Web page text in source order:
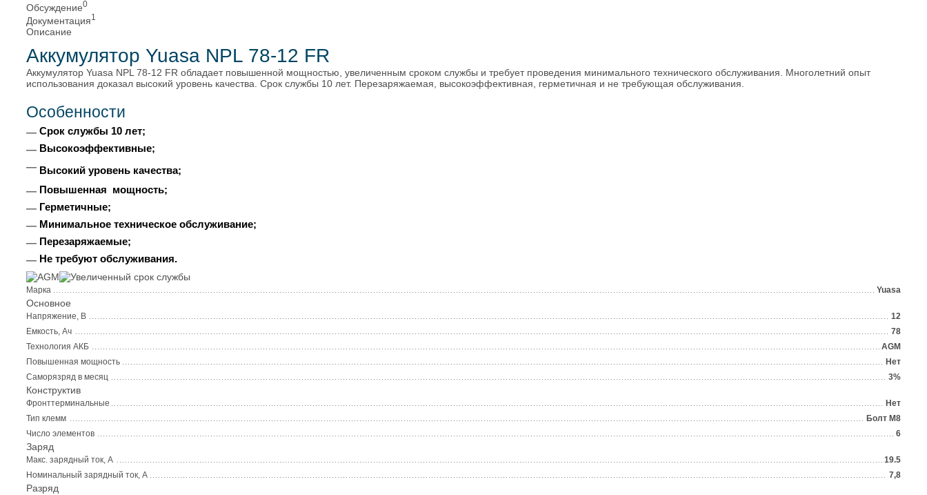
Обсуждение0
Документация1
Описание
Аккумулятор Yuasa NPL 78-12 FR
Аккумулятор Yuasa NPL 78-12 FR обладает повышенной мощностью, увеличенным сроком службы и требует проведения минимального технического обслуживания. Многолетний опыт
использования доказал высокий уровень качества. Срок службы 10 лет. Перезаряжаемая, высокоэффективная, герметичная и не требующая обслуживания.
Особенности
Срок службы 10 лет;
Высокоэффективные;
Высокий уровень качества;
Повышенная мощность;
Герметичные;
Минимальное техническое обслуживание;
Перезаряжаемые;
Не требуют обслуживания.
Марка Yuasa
Основное
Напряжение, В
12
Емкость, Ач
78
Технология АКБ
AGM
Повышенная мощность
Нет
Саморязряд в месяц
3%
Конструктив
Фронттерминальные
Нет
Тип клемм
Болт М8
Число элементов
6
Заряд
Макс. зарядный ток, А
19.5
Номинальный зарядный ток, А
7,8
Разряд